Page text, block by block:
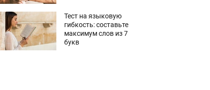
Тест на языковую
гибкость: составьте
максимум слов из 7
букв